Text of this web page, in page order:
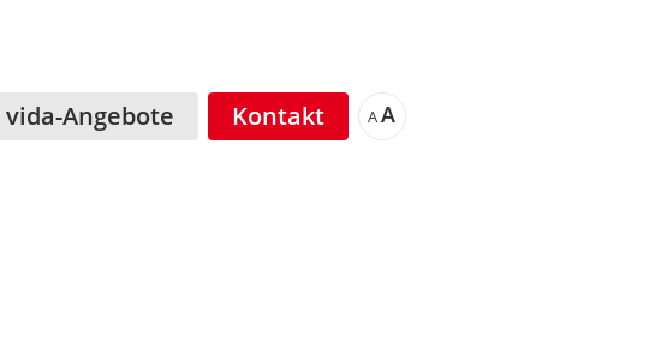
Angebote Kontakt AA